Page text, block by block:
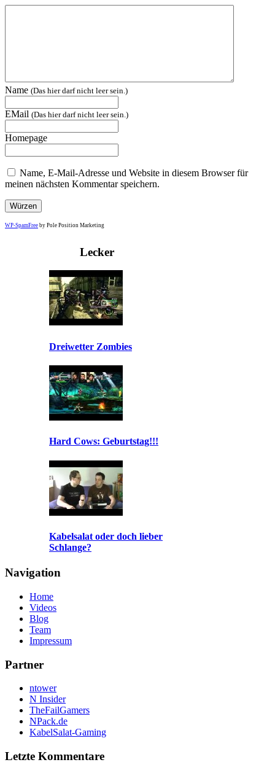
Name (Das hier darf nicht leer sein.)
EMail (Das hier darf nicht leer sein.)
Homepage
Name, E-Mail-Adresse und Website in diesem Browser für
meinen nächsten Kommentar speichern.
WP-SpamFree by Pole Position Marketing
Lecker
Dreiwetter Zombies
Hard Cows: Geburtstag!!!
Kabelsalat oder doch lieber
Schlange?
Navigation
Home
Videos
Blog
Team
Impressum
Partner
ntower
N Insider
TheFailGamers
NPack.de
KabelSalat-Gaming
Letzte Kommentare